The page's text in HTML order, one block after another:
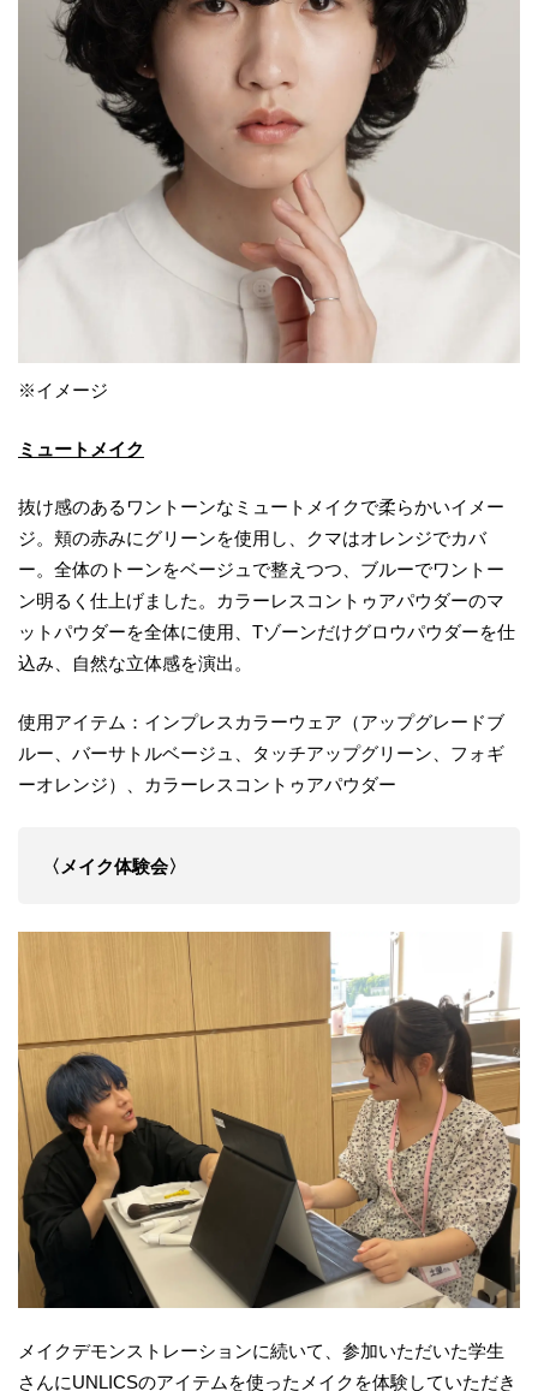
※イメージ
ミュートメイク
抜け感のあるワントーンなミュートメイクで柔らかいイメー
ジ。頬の赤みにグリーンを使用し、クマはオレンジでカバ
ー。全体のトーンをベージュで整えつつ、ブルーでワントー
ン明るく仕上げました。カラーレスコントゥアパウダーのマ
ットパウダーを全体に使用、Tゾーンだけグロウパウダーを仕
込み、自然な立体感を演出。
使用アイテム：インプレスカラーウェア（アップグレードブ
ルー、バーサトルベージュ、タッチアップグリーン、フォギ
ーオレンジ）、カラーレスコントゥアパウダー
〈メイク体験会〉
メイクデモンストレーションに続いて、参加いただいた学生
さんにUNLICSのアイテムを使ったメイクを体験していただき